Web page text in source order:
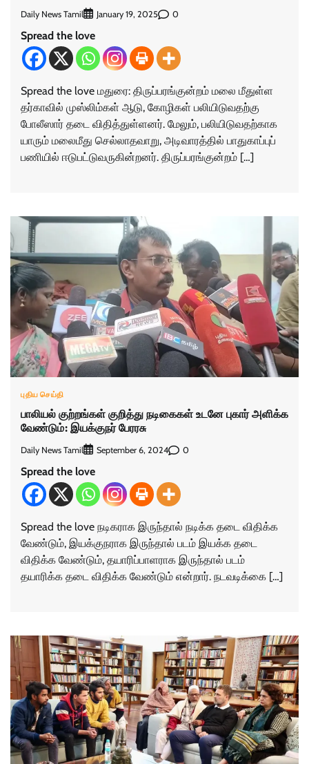
Daily News Tamil January 19, 2025 0
Spread the love
Spread the love மதுரை: திருப்பரங்குன்றம் மலை மீதுள்ள
தர்காவில் முஸ்லிம்கள் ஆடு, கோழிகள் பலியிடுவதற்கு
போலீஸார் தடை விதித்துள்ளனர். மேலும், பலியிடுவதற்காக
யாரும் மலைமீது செல்லாதவாறு, அடிவாரத்தில் பாதுகாப்புப்
பணியில் ஈடுபட்டுவருகின்றனர். திருப்பரங்குன்றம் […]
புதிய செய்தி
பாலியல் குற்றங்கள் குறித்து நடிகைகள் உடனே புகார் அளிக்க
வேண்டும்: இயக்குநர் பேரரசு
Daily News Tamil September 6, 2024 0
Spread the love
Spread the love நடிகராக இருந்தால் நடிக்க தடை விதிக்க
வேண்டும், இயக்குநராக இருந்தால் படம் இயக்க தடை
விதிக்க வேண்டும், தயாரிப்பாளராக இருந்தால் படம்
தயாரிக்க தடை விதிக்க வேண்டும் என்றார். நடவடிக்கை […]